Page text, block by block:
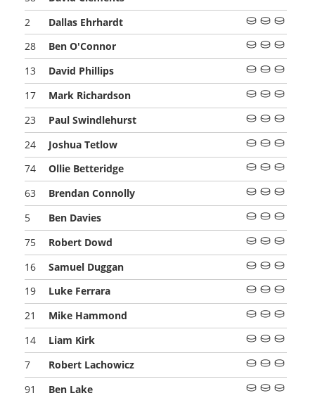
2 Dallas Ehrhardt
28 Ben O'Connor
13 David Phillips
17 Mark Richardson
23 Paul Swindlehurst
24 Joshua Tetlow
74 Ollie Betteridge
63 Brendan Connolly
5 Ben Davies
75 Robert Dowd
16 Samuel Duggan
19 Luke Ferrara
21 Mike Hammond
14 Liam Kirk
7 Robert Lachowicz
91 Ben Lake